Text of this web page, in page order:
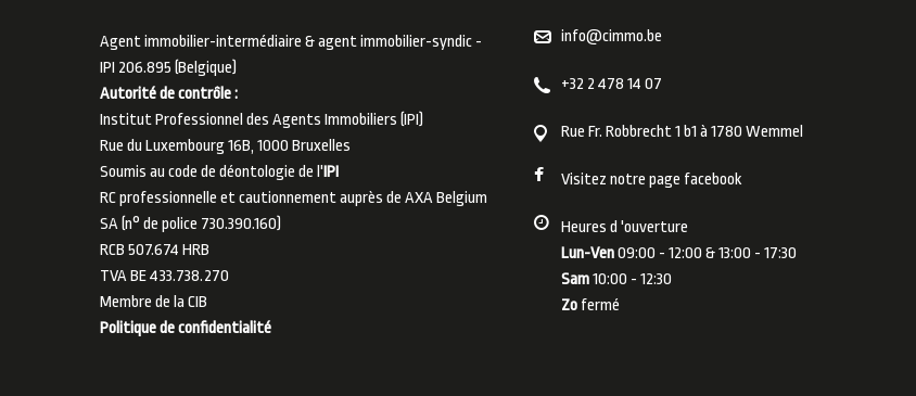
Agent immobilier-intermédiaire & agent immobilier-syndic -
IPI 206.895 (Belgique)
Autorité de contrôle :
Institut Professionnel des Agents Immobiliers (IPI)
Rue du Luxembourg 16B, 1000 Bruxelles
Soumis au code de déontologie de l'IPI
RC professionnelle et cautionnement auprès de AXA Belgium
SA (n° de police 730.390.160)
RCB 507.674 HRB
TVA BE 433.738.270
Membre de la CIB
Politique de confidentialité
info@cimmo.be
+32 2 478 14 07
Rue Fr. Robbrecht 1 b1 à 1780 Wemmel
Visitez notre page facebook
Heures d 'ouverture
Lun-Ven09:00 - 12:00 & 13:00 - 17:30
Sam10:00 - 12:30
Zo fermé